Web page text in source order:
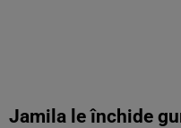
Jamila le închide